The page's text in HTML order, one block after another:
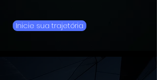
Inicie sua trajetória